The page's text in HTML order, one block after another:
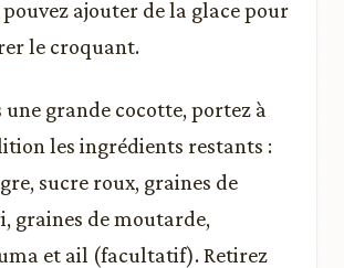
pouvez ajouter de la glace pour
le croquant.
une grande cocotte, portez à
les ingrédients restants :
sucre roux, graines de
graines de moutarde,
et ail (facultatif). Retirez